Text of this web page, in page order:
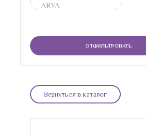
ОТФИЛЬТРОВАТЬ
Вернуться в каталог